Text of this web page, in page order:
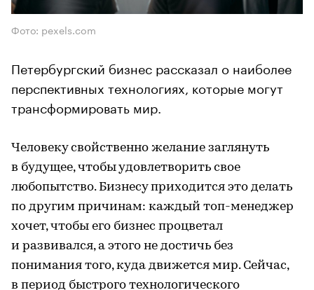
Фото: pexels.com
Петербургский бизнес рассказал о наиболее
перспективных технологиях, которые могут
трансформировать мир.
Человеку свойственно желание заглянуть
в будущее, чтобы удовлетворить свое
любопытство. Бизнесу приходится это делать
по другим причинам: каждый топ-менеджер
хочет, чтобы его бизнес процветал
и развивался, а этого не достичь без
понимания того, куда движется мир. Сейчас,
в период быстрого технологического